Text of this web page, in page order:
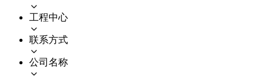
工程中心
联系方式
公司名称